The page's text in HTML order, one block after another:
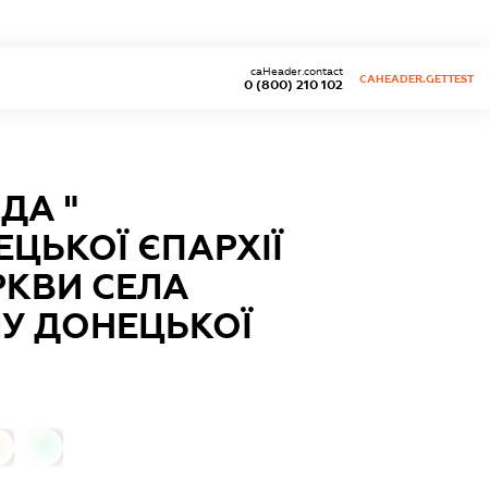
0 (800) 210 102
caHeader.contact
CAHEADER.GETTEST
"
ЄПАРХІЇ
СЕЛА
ДОНЕЦЬКОЇ